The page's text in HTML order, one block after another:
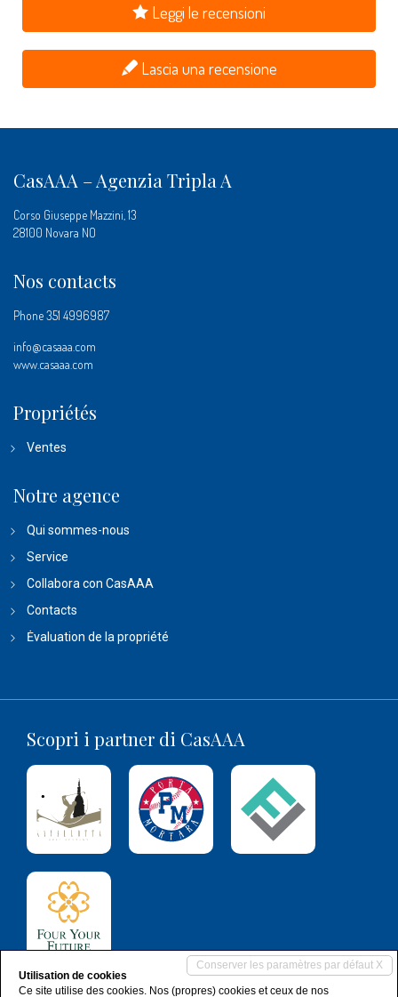
Leggi le recensioni
Lascia una recensione
CasAAA – Agenzia Tripla A
Corso Giuseppe Mazzini, 13
28100 Novara NO
Nos contacts
Phone351 4996987
info@casaaa.com
www.casaaa.com
Propriétés
Ventes
Notre agence
Qui sommes-nous
Service
Collabora con CasAAA
Contacts
Ėvaluation de la propriété
Scopri i partner di CasAAA
Conserver les paramètres par défaut X
Utilisation de cookies
Ce site utilise des cookies. Nos (propres) cookies et ceux de nos